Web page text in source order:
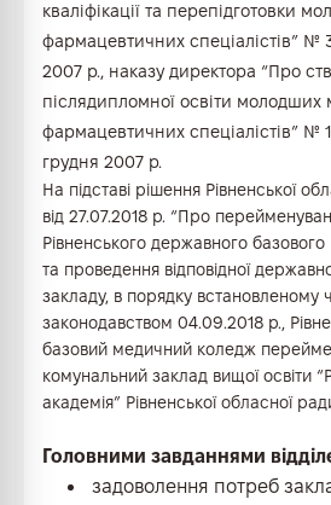
кваліфікації та перепідготовки
фармацевтичних спеціалістів” №
2007 р., наказу директора “Про
післядипломної освіти молодших
фармацевтичних спеціалістів” №
грудня 2007 р.
На підставі рішення Рівненської
від 27.07.2018 р. “Про
Рівненського державного
та проведення відповідної
закладу, в порядку встановленому
законодавством 04.09.2018 р.,
базовий медичний коледж
комунальний заклад вищої освіти
академія” Рівненської обласної
Головними завданнями
задоволення потреб